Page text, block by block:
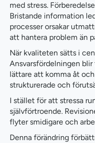
med stress.
Bristande information
processer orsakar
att hantera problem än
När kvaliteten sätts i
Ansvarsfördelningen
lättare att komma åt
strukturerade och
I stället för att stressa
självförtroende.
flyter smidigare och
Denna förändring